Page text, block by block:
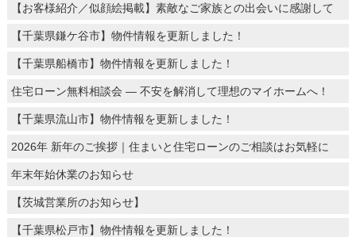
【お客様紹介／似顔絵掲載】素敵なご家族との出会いに感謝して
【千葉県鎌ケ谷市】物件情報を更新しました！
【千葉県船橋市】物件情報を更新しました！
住宅ローン無料相談会 ― 不安を解消して理想のマイホームへ！
【千葉県流山市】物件情報を更新しました！
2026年 新年のご挨拶｜住まいと住宅ローンのご相談はお気軽に
年末年始休業のお知らせ
【茨城営業所のお知らせ】
【千葉県松戸市】物件情報を更新しました！